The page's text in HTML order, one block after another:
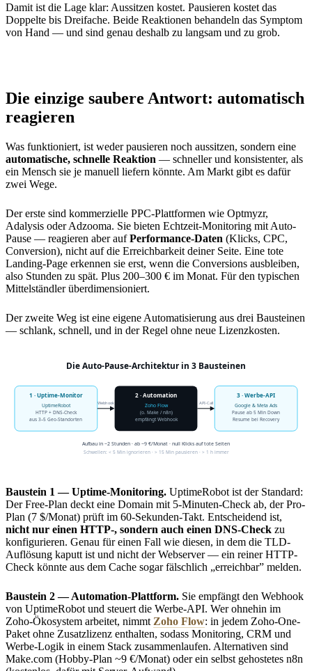
Damit ist die Lage klar: Aussitzen kostet. Pausieren kostet das
Doppelte bis Dreifache. Beide Reaktionen behandeln das Symptom
von Hand — und sind genau deshalb zu langsam und zu grob.
Die einzige saubere Antwort: automatisch
reagieren
Was funktioniert, ist weder pausieren noch aussitzen, sondern eine
automatische, schnelle Reaktion — schneller und konsistenter, als
ein Mensch sie je manuell liefern könnte. Am Markt gibt es dafür
zwei Wege.
Der erste sind kommerzielle PPC-Plattformen wie Optmyzr,
Adalysis oder Adzooma. Sie bieten Echtzeit-Monitoring mit Auto-
Pause — reagieren aber aufPerformance-Daten (Klicks, CPC,
Conversion), nicht auf die Erreichbarkeit deiner Seite. Eine tote
Landing-Page erkennen sie erst, wenn die Conversions ausbleiben,
also Stunden zu spät. Plus 200–300 € im Monat. Für den typischen
Mittelständler überdimensioniert.
Der zweite Weg ist eine eigene Automatisierung aus drei Bausteinen
— schlank, schnell, und in der Regel ohne neue Lizenzkosten.
Baustein 1 — Uptime-Monitoring. UptimeRobot ist der Standard:
Der Free-Plan deckt eine Domain mit 5-Minuten-Check ab, der Pro-
Plan (7 $/Monat) prüft im 60-Sekunden-Takt. Entscheidend ist,
nicht nur einen HTTP-, sondern auch einen DNS-Check zu
konfigurieren. Genau für einen Fall wie diesen, in dem die TLD-
Auflösung kaputt ist und nicht der Webserver — ein reiner HTTP-
Check könnte aus dem Cache sogar fälschlich „erreichbar” melden.
Baustein 2 — Automation-Plattform. Sie empfängt den Webhook
von UptimeRobot und steuert die Werbe-API. Wer ohnehin im
Zoho-Ökosystem arbeitet, nimmt Zoho Flow: in jedem Zoho-One-
Paket ohne Zusatzlizenz enthalten, sodass Monitoring, CRM und
Werbe-Logik in einem Stack zusammenlaufen. Alternativen sind
Make.com (Hobby-Plan ~9 €/Monat) oder ein selbst gehostetes n8n